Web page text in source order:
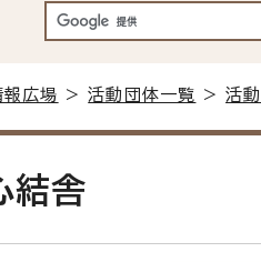
報広場 >活動団体一覧 >活動
結舎